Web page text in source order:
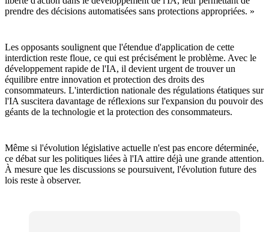
prendre des décisions automatisées sans protections appropriées. »
Les opposants soulignent que l'étendue d'application de cette
interdiction reste floue, ce qui est précisément le problème. Avec le
développement rapide de l'IA, il devient urgent de trouver un
équilibre entre innovation et protection des droits des
consommateurs. L'interdiction nationale des régulations étatiques sur
l'IA suscitera davantage de réflexions sur l'expansion du pouvoir des
géants de la technologie et la protection des consommateurs.
Même si l'évolution législative actuelle n'est pas encore déterminée,
ce débat sur les politiques liées à l'IA attire déjà une grande attention.
À mesure que les discussions se poursuivent, l'évolution future des
lois reste à observer.